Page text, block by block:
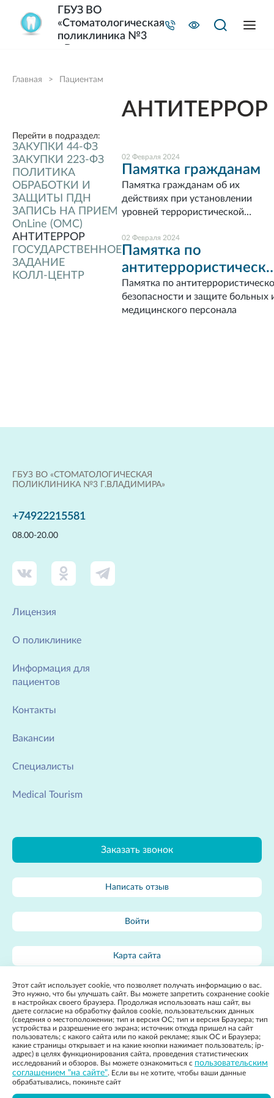
Главная > Пациентам
Перейти в подраздел:
ЗАКУПКИ 44-ФЗ
ЗАКУПКИ 223-ФЗ
ПОЛИТИКА
ОБРАБОТКИ И
ЗАЩИТЫ ПДН
ЗАПИСЬ НА ПРИЕМ
OnLine (ОМС)
АНТИТЕРРОР
ГОСУДАРСТВЕННОЕ
ЗАДАНИЕ
КОЛЛ-ЦЕНТР
АНТИТЕРРОР
02 Февраля 2024
Памятка гражданам
Памятка гражданам об их
действиях при установлении
уровней террористической
02 Февраля 2024
Памятка по
безопасности
Памятка по
безопасности и защите больных
медицинского персонала
ГБУЗ ВО
«Стоматологическая
поликлиника №3
ГБУЗ ВО «СТОМАТОЛОГИЧЕСКАЯ
ПОЛИКЛИНИКА №3 Г.ВЛАДИМИРА»
+74922215581
08.00-20.00
Лицензия
О поликлинике
Информация для
пациентов
Контакты
Вакансии
Специалисты
Medical Tourism
Заказать звонок
Написать отзыв
Войти
Карта сайта
2022, ГБУЗ ВО «Стоматологическая поликлиника №3
г.Владимира»Политика конфиденциальности
Разработка
сайта:
Apricode
Вся представленная на сайте информация, касающаяся стоимости
товаров и услуг, носит информационный характер и ни при каких
условиях не является публичной офертой, определяемой положениями
Статьи 437(2) Гражданского кодекса РФ.
Этот сайт использует cookie, что позволяет получать информацию о вас.
Это нужно, что бы улучшать сайт. Вы можете запретить сохранение cookie
в настройках своего браузера. Продолжая использовать наш сайт, вы
даете согласие на обработку файлов cookie, пользовательских данных
(сведения о местоположении; тип и версия ОС; тип и версия Браузера; тип
устройства и разрешение его экрана; источник откуда пришел на сайт
пользователь; с какого сайта или по какой рекламе; язык ОС и Браузера;
какие страницы открывает и на какие кнопки нажимает пользователь; ip-
адрес) в целях функционирования сайта, проведения статистических
исследований и обзоров. Вы можете ознакомиться с пользовательским
соглашением "на сайте". Если вы не хотите, чтобы ваши данные
обрабатывались, покиньте сайт